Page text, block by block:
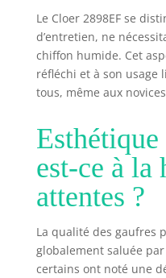
Le Cloer 2898EF se
d’entretien, ne
chiffon humide. Cet
réfléchi et à son usage
tous, même aux
Esthétique
est-ce à la
attentes ?
La qualité des gaufres
globalement saluée
certains ont noté une